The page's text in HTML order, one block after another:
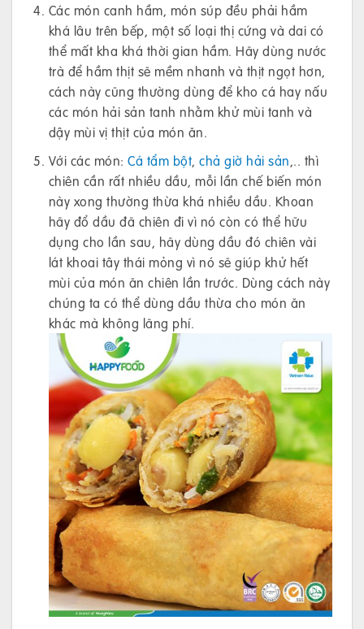
Các món canh hầm, món súp đều phải hầm
khá lâu trên bếp, một số loại thị cứng và dai có
thể mất kha khá thời gian hầm. Hãy dùng nước
trà để hầm thịt sẽ mềm nhanh và thịt ngọt hơn,
cách này cũng thường dùng để kho cá hay nấu
các món hải sản tanh nhằm khử mùi tanh và
dậy mùi vị thịt của món ăn.
Với các món:Cá tẩm bột,chả giờ hải sản,.. thì
chiên cần rất nhiều dầu, mỗi lần chế biến món
này xong thường thừa khá nhiều dầu. Khoan
hãy đổ dầu đã chiên đi vì nó còn có thể hữu
dụng cho lần sau, hãy dùng dầu đó chiên vài
lát khoai tây thái mỏng vì nó sẽ giúp khử hết
mùi của món ăn chiên lần trước. Dùng cách này
chúng ta có thể dùng dầu thừa cho món ăn
khác mà không lãng phí.